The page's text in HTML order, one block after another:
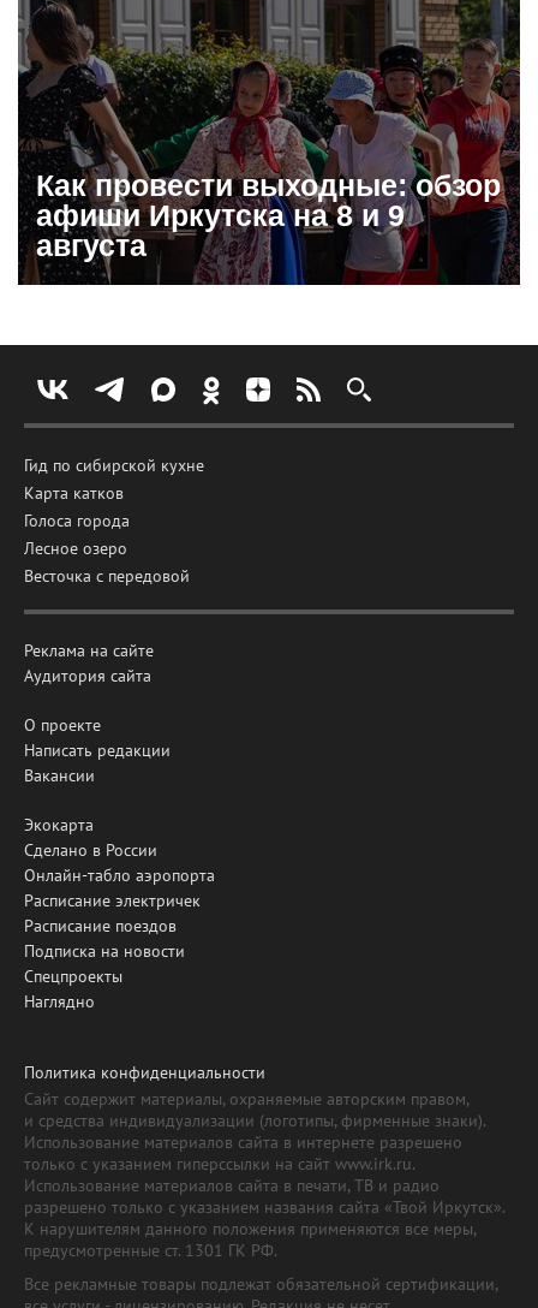
Как провести выходные: обзор
афиши Иркутска на 8 и 9
августа
Гид по сибирской кухне
Карта катков
Голоса города
Лесное озеро
Весточка с передовой
Реклама на сайте
Аудитория сайта
О проекте
Написать редакции
Вакансии
Экокарта
Сделано в России
Онлайн-табло аэропорта
Расписание электричек
Расписание поездов
Подписка на новости
Спецпроекты
Наглядно
Политика конфиденциальности
Сайт содержит материалы, охраняемые авторским правом,
и средства индивидуализации (логотипы, фирменные знаки).
Использование материалов сайта в интернете разрешено
только с указанием гиперссылки на сайт www.irk.ru.
Использование материалов сайта в печати, ТВ и радио
разрешено только с указанием названия сайта «Твой Иркутск».
К нарушителям данного положения применяются все меры,
предусмотренные ст. 1301 ГК РФ.
Все рекламные товары подлежат обязательной сертификации,